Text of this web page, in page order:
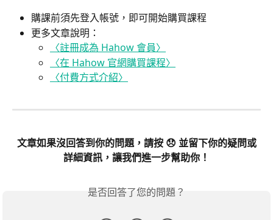
購課前須先登入帳號，即可開始購買課程
更多文章說明：
〈註冊成為 Hahow 會員〉
〈在 Hahow 官網購買課程〉
〈付費方式介紹〉
文章如果沒回答到你的問題，請按 😞 並留下你的疑問或
詳細資訊，讓我們進一步幫助你！
是否回答了您的問題？